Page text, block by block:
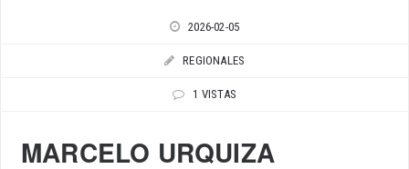
2026-02-05
REGIONALES
1 VISTAS
MARCELO URQUIZA